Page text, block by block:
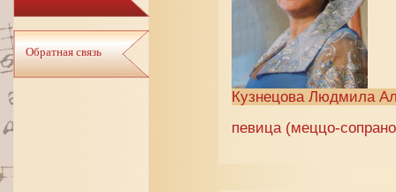
Обратная связь
Кузнецова Людмила
певица (меццо-